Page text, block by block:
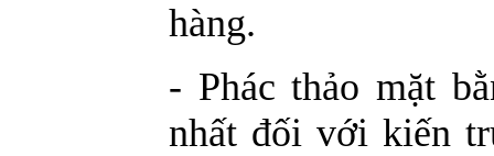
hàng.
- Phác thảo mặt
nhất đối với kiến